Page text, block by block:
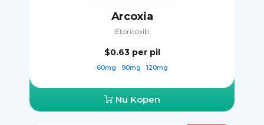
Arcoxia
Etoricoxib
$0.63 per pil
60mg 90mg 120mg
Nu Kopen